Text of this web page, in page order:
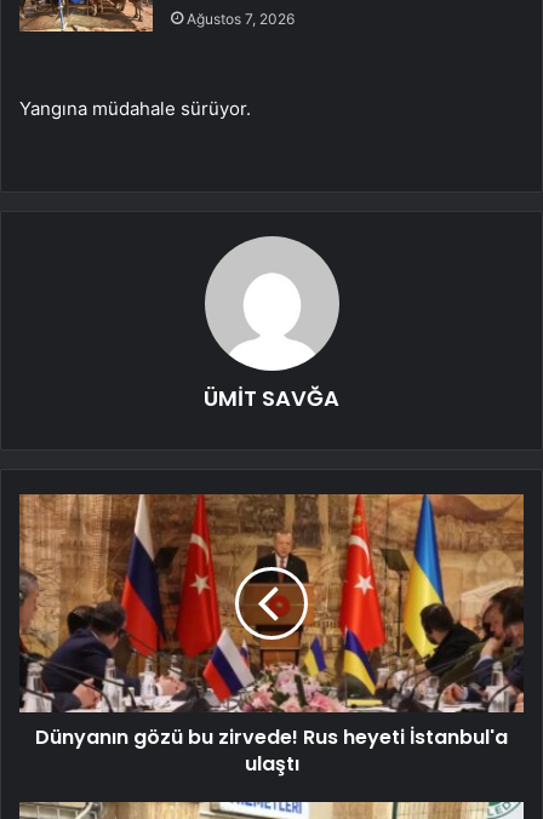
Ağustos 7, 2026
Yangına müdahale sürüyor.
ÜMİT SAVĞA
Dünyanın gözü bu zirvede! Rus heyeti İstanbul'a
ulaştı